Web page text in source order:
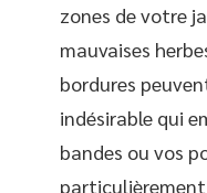
zones de votre
mauvaises
bordures
indésirable qui
bandes ou vos